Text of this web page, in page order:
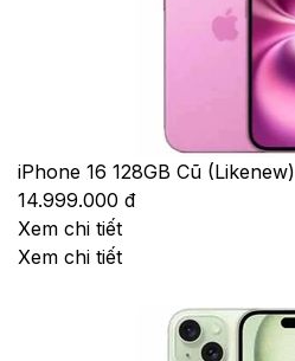
iPhone 16 128GB Cũ (Likenew)
14.999.000 đ
Xem chi tiết
Xem chi tiết